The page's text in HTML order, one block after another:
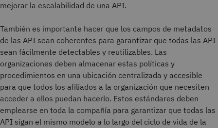
mejorar la escalabilidad de una API.
También es importante hacer que los campos de metadatos
de las API sean coherentes para garantizar que todas las API
sean fácilmente detectables y reutilizables. Las
organizaciones deben almacenar estas políticas y
procedimientos en una ubicación centralizada y accesible
para que todos los afiliados a la organización que necesiten
acceder a ellos puedan hacerlo. Estos estándares deben
emplearse en toda la compañía para garantizar que todas las
API sigan el mismo modelo a lo largo del ciclo de vida de la